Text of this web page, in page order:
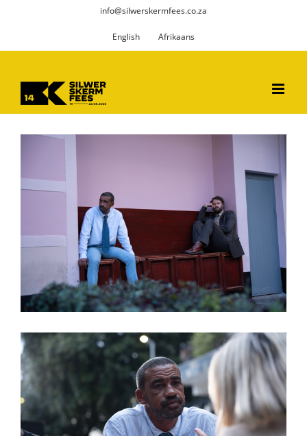
info@silwerskermfees.co.za
English Afrikaans